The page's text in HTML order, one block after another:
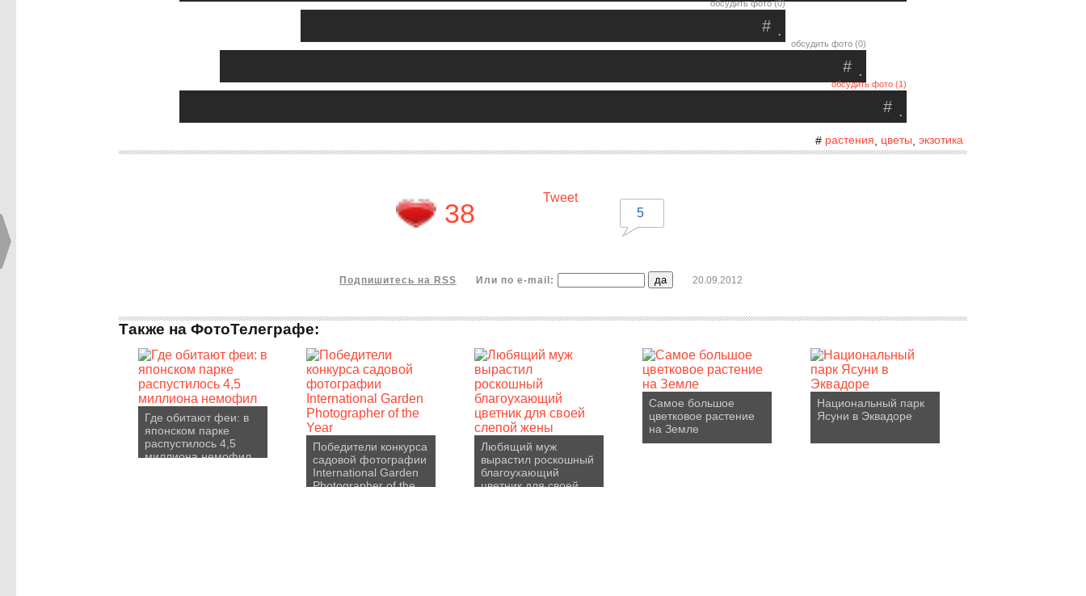
обсудить фото (0)
.
#
обсудить фото (0)
.
#
обсудить фото (1)
.
#
# растения цветы экзотика
38
Tweet
5
Подпишитесь на RSS Или по e-mail: 20.09.2012
Также на ФотоТелеграфе:
Где обитают феи: в
японском парке
распустилось 4,5
миллиона немофил
Победители конкурса
садовой фотографии
International Garden
Photographer of the
Любящий муж
вырастил роскошный
благоухающий
цветник для своей
Самое большое
цветковое растение
на Земле
Национальный парк
Ясуни в Эквадоре